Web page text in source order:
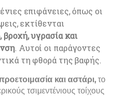
επιφάνειες, όπως οι
εκτίθενται
βροχή, υγρασία και
. Αυτοί οι παράγοντες
τη φθορά της βαφής.
και αστάρι,το
τσιμεντένιους τοίχους